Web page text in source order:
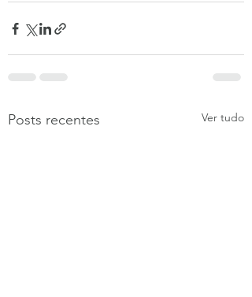
Posts recentes Ver tudo